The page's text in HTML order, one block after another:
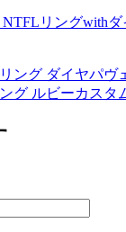
リングwith
ング ダイヤパヴ
グ ルビーカスタ